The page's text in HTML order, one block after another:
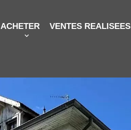
ACHETER VENTES REALISEES